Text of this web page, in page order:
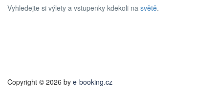
Vyhledejte si výlety a vstupenky kdekoli na světě.
Copyright © 2026 by e-booking.cz